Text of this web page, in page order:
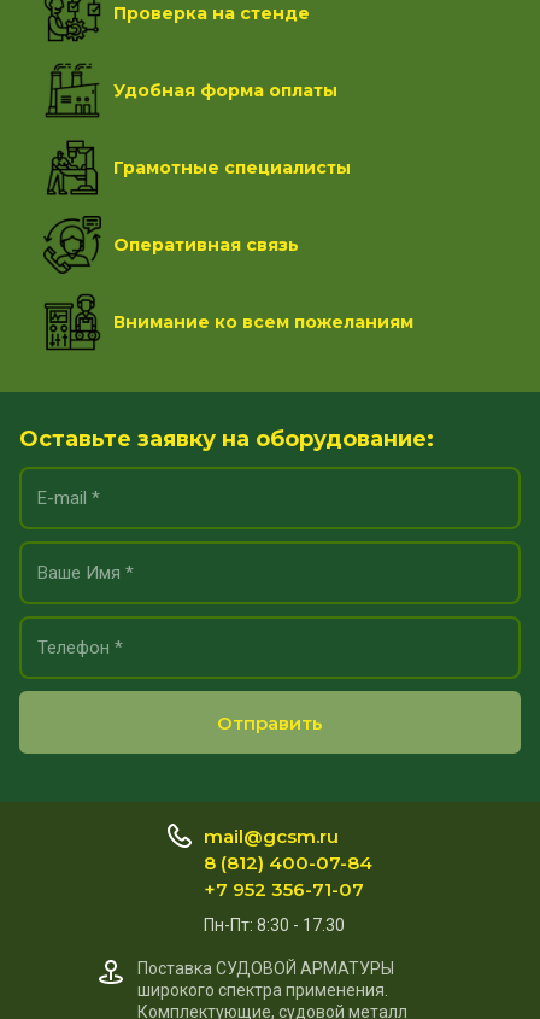
Проверка на стенде
Удобная форма оплаты
Грамотные специалисты
Оперативная связь
Внимание ко всем пожеланиям
Оставьте заявку на оборудование:
Отправить
mail@gcsm.ru
8 (812) 400-07-84
+7 952 356-71-07
Пн-Пт: 8:30 - 17.30
Поставка СУДОВОЙ АРМАТУРЫ
широкого спектра применения.
Комплектующие, судовой металл